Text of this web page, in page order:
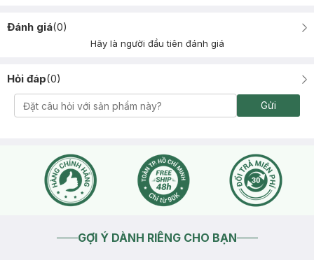
Đánh giá(0)
Hãy là người đầu tiên đánh giá
Hỏi đáp(0)
Gửi
GỢI Ý DÀNH RIÊNG CHO BẠN